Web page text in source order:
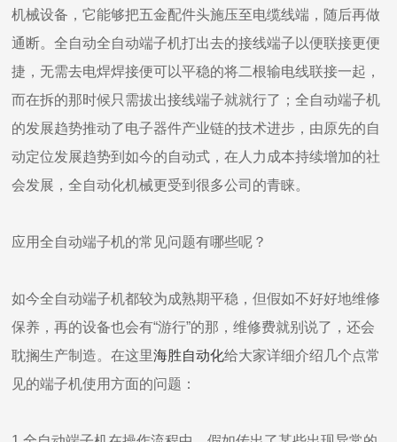
机械设备，它能够把五金配件头施压至电缆线端，随后再做
通断。全自动全自动端子机打出去的接线端子以便联接更便
捷，无需去电焊焊接便可以平稳的将二根输电线联接一起，
而在拆的那时候只需拔出接线端子就就行了；全自动端子机
的发展趋势推动了电子器件产业链的技术进步，由原先的自
动定位发展趋势到如今的自动式，在人力成本持续增加的社
会发展，全自动化机械更受到很多公司的青睐。
应用全自动端子机的常见问题有哪些呢？
如今全自动端子机都较为成熟期平稳，但假如不好好地维修
保养，再的设备也会有“游行”的那，维修费就别说了，还会
耽搁生产制造。在这里海胜自动化给大家详细介绍几个点常
见的端子机使用方面的问题：